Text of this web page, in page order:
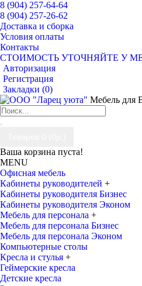
8 (904) 257-64-64
8 (904) 257-26-62
Доставка и сборка
Условия оплаты
Контакты
СТОИМОСТЬ УТОЧНЯЙТЕ У
Авторизация
Регистрация
Закладки (0)
Мебель для
Ваша корзина пуста!
MENU
Офисная мебель
Кабинеты руководителей +
Кабинеты руководителя Бизнес
Кабинеты руководителя Эконом
Мебель для персонала +
Мебель для персонала Бизнес
Мебель для персонала Эконом
Компьютерные столы
Кресла и стулья +
Геймерские кресла
Детские кресла